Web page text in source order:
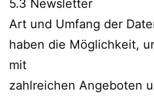
5.3 Newsletter
Art und Umfang der
haben die Möglichkeit,
mit
zahlreichen Angeboten